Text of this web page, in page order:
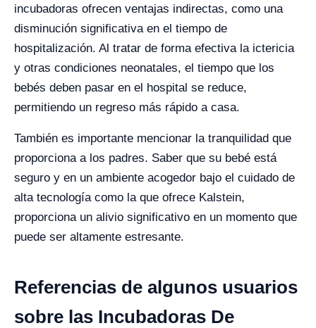
incubadoras ofrecen ventajas indirectas, como una
disminución significativa en el tiempo de
hospitalización. Al tratar de forma efectiva la ictericia
y otras condiciones neonatales, el tiempo que los
bebés deben pasar en el hospital se reduce,
permitiendo un regreso más rápido a casa.
También es importante mencionar la tranquilidad que
proporciona a los padres. Saber que su bebé está
seguro y en un ambiente acogedor bajo el cuidado de
alta tecnología como la que ofrece Kalstein,
proporciona un alivio significativo en un momento que
puede ser altamente estresante.
Referencias de algunos usuarios
sobre las Incubadoras De